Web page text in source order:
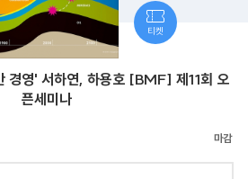
경영' 서하연, 하용호 [BMF] 제11회 오
픈세미나
티켓